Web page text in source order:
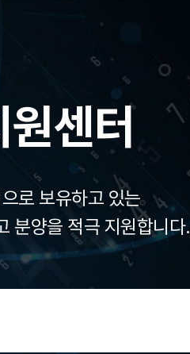
기반
트워크
이상의 다양한 검체인
보유하고 있습니다.
센터
로 보유하고 있는
분양을 적극 지원합니다.